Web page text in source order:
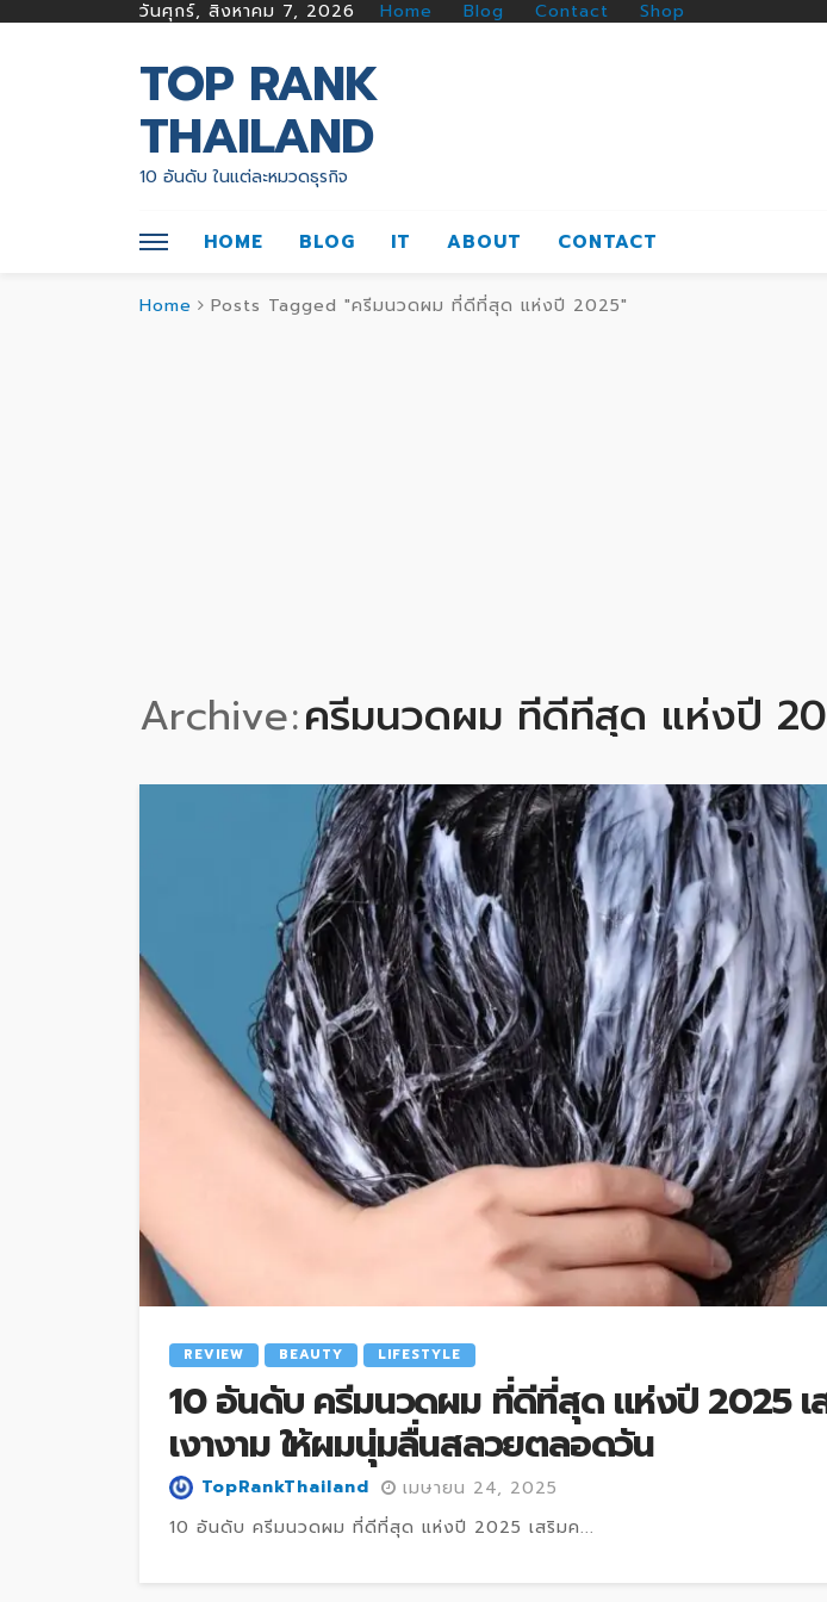
วันศุกร์, สิงหาคม 7, 2026 Home Blog Contact Shop
TOP RANK
THAILAND
10 อันดับ ในแต่ละหมวดธุรกิจ
HOME BLOG IT ABOUT CONTACT
Home Posts Tagged "ครีมนวดผม ที่ดีที่สุด แห่งปี 2025"
Archive ครีมนวดผม ที่ดีที่สุด แห่งปี
REVIEW BEAUTY LIFESTYLE
10 อันดับ ครีมนวดผม ที่ดีที่สุด แห่งปี 2025 เ
เงางาม ให้ผมนุ่มลื่นสลวยตลอดวัน
TopRankThailand
เมษายน 24, 2025
10 อันดับ ครีมนวดผม ที่ดีที่สุด แห่งปี 2025 เสริมค...